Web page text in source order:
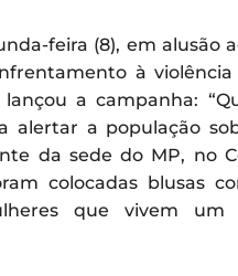
feira (8), em alusão
à
a campanha:
alertar a população
da sede do MP, no
colocadas blusas
que vivem um